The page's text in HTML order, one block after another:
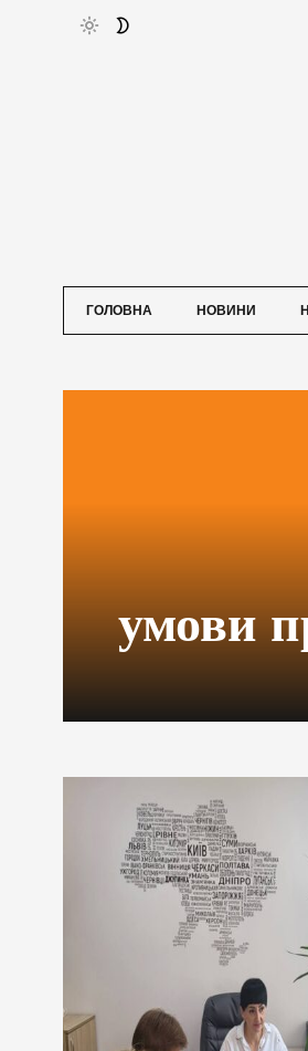
ГОЛОВНА НОВИНИ
умови